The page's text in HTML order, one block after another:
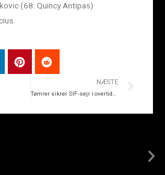
(68: Quincy Antipas)
NÆSTE
Tømrer sikrer SIF-sejr i overtiden